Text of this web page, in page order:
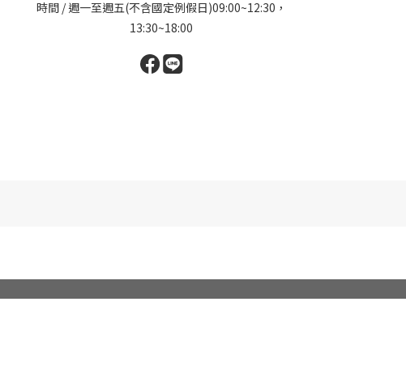
時間 / 週一至週五(不含國定例假日)09:00~12:30，
13:30~18:00